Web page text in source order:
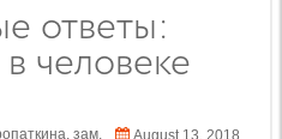
ответы:
человеке
, зам.
August 13, 2018